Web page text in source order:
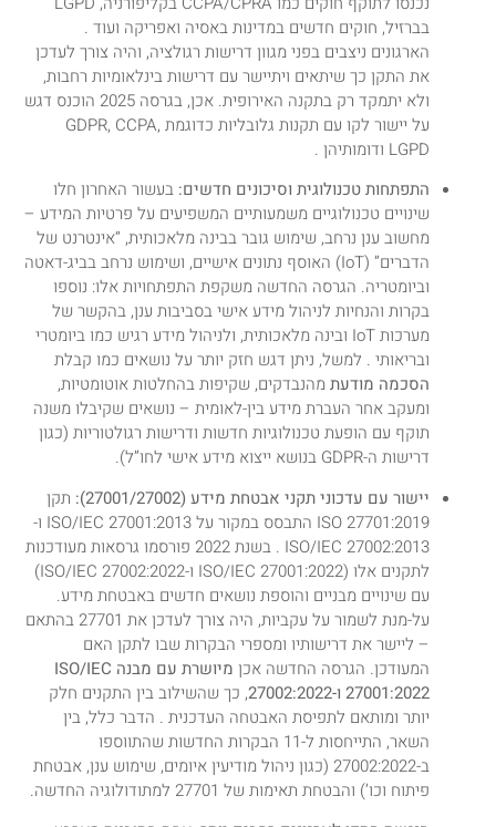
בברזיל, חוקים חדשים במדינות באסיה ואפריקה ועוד .
הארגונים ניצבים בפני מגוון דרישות רגולציה, והיה צורך לעדכן
את התקן כך שיתאים ויתיישר עם דרישות בינלאומיות רחבות,
ולא יתמקד רק בתקנה האירופית. אכן, בגרסה 2025 הוכנס דגש
על יישור לקו עם תקנות גלובליות כדוגמת GDPR, CCPA,
LGPD ודומותיהן .
התפתחות טכנולוגית וסיכונים חדשים: בעשור האחרון חלו
שינויים טכנולוגיים משמעותיים המשפיעים על פרטיות המידע –
מחשוב ענן נרחב, שימוש גובר בבינה מלאכותית, “אינטרנט של
הדברים” (IoT) האוסף נתונים אישיים, ושימוש נרחב בביג-דאטה
וביומטריה. הגרסה החדשה משקפת התפתחויות אלו: נוספו
בקרות והנחיות לניהול מידע אישי בסביבות ענן, בהקשר של
מערכות IoT ובינה מלאכותית, ולניהול מידע רגיש כמו ביומטרי
ובריאותי . למשל, ניתן דגש חזק יותר על נושאים כמו קבלת
הסכמה מודעתמהנבדקים, שקיפות בהחלטות אוטומטיות,
ומעקב אחר העברת מידע בין-לאומית – נושאים שקיבלו משנה
תוקף עם הופעת טכנולוגיות חדשות ודרישות רגולטוריות (כגון
דרישות ה-GDPR בנושא ייצוא מידע אישי לחו”ל).
יישור עם עדכוני תקני אבטחת מידע (27001/27002):
תקן
ISO 27701:2019 התבסס במקור על ISO/IEC 27001:2013 ו-
ISO/IEC 27002:2013 . בשנת 2022 פורסמו גרסאות מעודכנות
לתקנים אלו (ISO/IEC 27001:2022 ו-ISO/IEC 27002:2022)
עם שינויים מבניים והוספת נושאים חדשים באבטחת מידע.
על-מנת לשמור על עקביות, היה צורך לעדכן את 27701 בהתאם
– ליישר את דרישותיו ומספרי הבקרות שבו לתקן האם
המעודכן. הגרסה החדשה אכן
מיושרת עם מבנה ISO/IEC
27001:2022 ו-27002:2022
, כך שהשילוב בין התקנים חלק
יותר ומותאם לתפיסת האבטחה העדכנית . הדבר כלל, בין
השאר, התייחסות ל-11 הבקרות החדשות שהתווספו
ב-27002:2022 (כגון ניהול מודיעין איומים, שימוש ענן, אבטחת
פיתוח וכו’) והבטחת תאימות של 27701 למתודולוגיה החדשה.